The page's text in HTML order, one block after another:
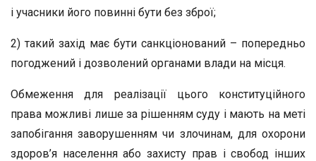
і учасники його повинні бути без зброї;
2) такий захід має бути санкціонований – попередньо
погоджений і дозволений органами влади на місця.
Обмеження для реалізації цього конституційного
права можливі лише за рішенням суду і мають на меті
запобігання заворушенням чи злочинам, для охорони
здоров’я населення або захисту прав і свобод інших